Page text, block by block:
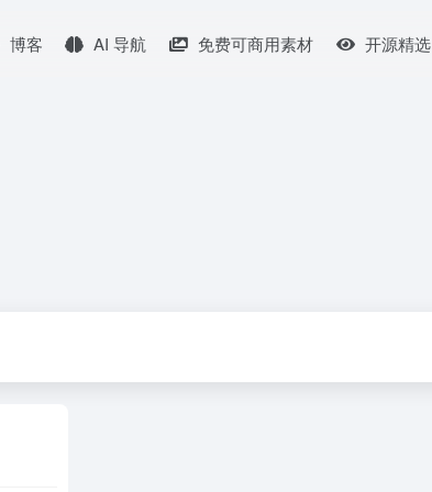
博客 AI 导航 免费可商用素材 开源精选